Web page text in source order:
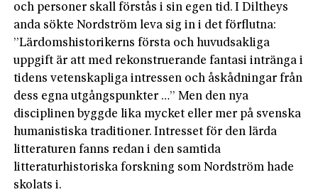
och personer skall förstås i sin egen tid. I Diltheys
anda sökte Nordström leva sig in i det förflutna:
”Lärdomshistorikerns första och huvudsakliga
uppgift är att med rekonstruerande fantasi intränga i
tidens vetenskapliga intressen och åskådningar från
dess egna utgångspunkter …” Men den nya
disciplinen byggde lika mycket eller mer på svenska
humanistiska traditioner. Intresset för den lärda
litteraturen fanns redan i den samtida
litteraturhistoriska forskning som Nordström hade
skolats i.